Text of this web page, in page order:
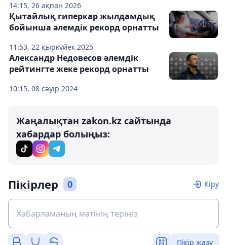
14:15, 26 ақпан 2026
11:53, 22 қыркүйек 2025
Қытайлық гиперкар жылдамдық
бойынша әлемдік рекорд орнатты
10:15, 08 сәуір 2024
Александр Недовесов әлемдік
рейтингте жеке рекорд орнатты
Жаңалықтан zakon.kz сайтында
хабардар болыңыз:
Пікірлер 0 Кіру
Пікір жазу